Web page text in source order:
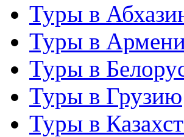
Туры в
Туры в
Туры в
Туры в Грузию
Туры в